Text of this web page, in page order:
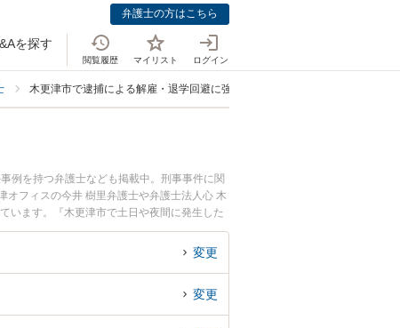
弁護士の方はこちら
を探す
閲覧履歴 マイリスト ログイン
木更津市で逮捕による解雇・退学回避に強い弁護士
例を持つ弁護士なども掲載中。刑事事件に関
フィスの今井 樹里弁護士や弁護士法人心 木
います。『木更津市で土日や夜間に発生した
索したい』『初回相談無料で逮捕による解雇
変更
変更